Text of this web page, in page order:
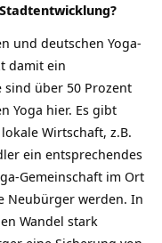
und deutschen Yoga-
damit ein
über 50 Prozent
Yoga hier. Es gibt
Wirtschaft, z.B.
ein entsprechendes
Gemeinschaft im Ort
Neubürger werden. In
Wandel stark